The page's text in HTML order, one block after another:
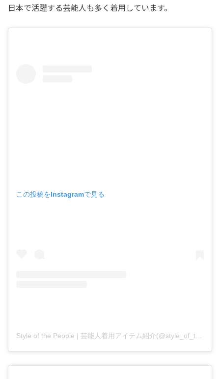
日本で活躍する芸能人も多く着用しています。
この投稿をInstagramで見る